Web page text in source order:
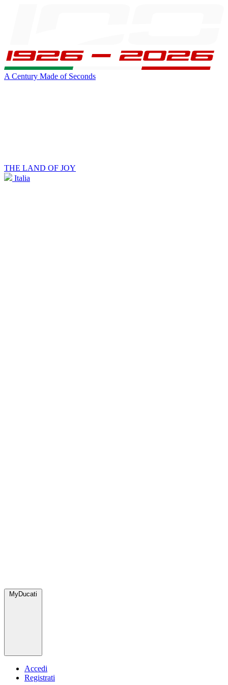
A Century Made of Seconds
THE LAND OF JOY
Italia
MyDucati
Accedi
Registrati